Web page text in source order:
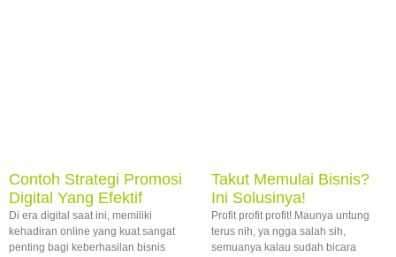
Contoh Strategi Promosi
Digital Yang Efektif
Di era digital saat ini, memiliki
kehadiran online yang kuat sangat
penting bagi keberhasilan bisnis
Takut Memulai Bisnis?
Ini Solusinya!
Profit profit profit! Maunya untung
terus nih, ya ngga salah sih,
semuanya kalau sudah bicara